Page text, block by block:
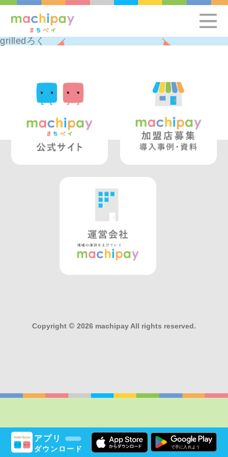
アプリ
ダウンロード
grilledろく
Copyright © 2026 machipay All rights reserved.